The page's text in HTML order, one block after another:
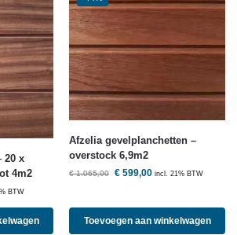
20 x
4m2
BTW
Afzelia gevelplanchetten –
overstock 6,9m2
€1.065,00 € 599,00 incl. 21% BTW
Toevoegen aan winkelwagen